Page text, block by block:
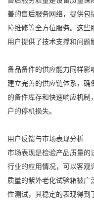
善的售后服务网络，提供包
障维修等全方位服务。这
用户提供了技术支撑和问题
备品备件的供应能力同样影
建立完善的供应链体系，确
的备件库存和快速响应机制
户的停机损失。
用户反馈与市场表现分析
市场表现是检验产品质量的
行业的应用情况，可以客观
质量的紫外老化试验箱被广
性测试，其稳定的表现得到